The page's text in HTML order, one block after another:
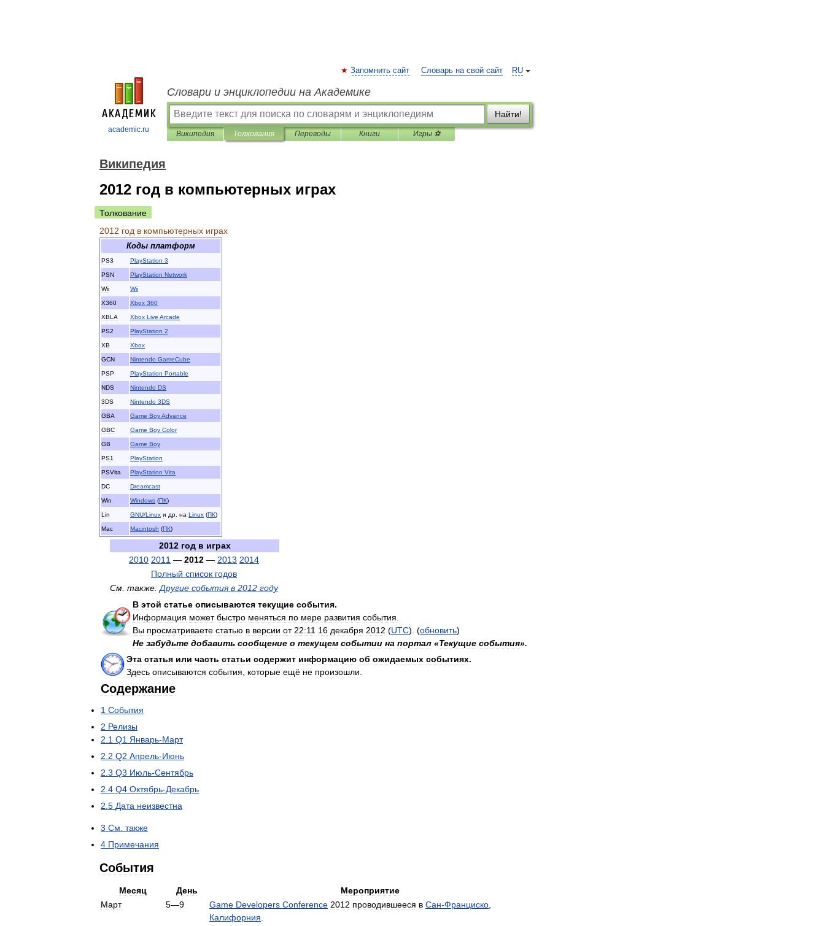
academic.ru
RU
Запомнить сайт Словарь на свой сайт
Словари и энциклопедии на Академике
Найти!
Википедия Толкования Переводы Книги Игры ⚽
Википедия
2012 год в компьютерных играх
Толкование
2012 год в компьютерных играх
Коды платформ
PS3 PlayStation 3
PSN PlayStation Network
Wii Wii
X360 Xbox 360
XBLA Xbox Live Arcade
PS2 PlayStation 2
XB Xbox
GCN Nintendo GameCube
PSP PlayStation Portable
NDS Nintendo DS
3DS Nintendo 3DS
GBA Game BoyAdvance
GBC Game Boy Color
GB Game Boy
PS1 PlayStation
PSVita PlayStation Vita
DC Dreamcast
Win Windows (ПК)
Lin GNU/Linux и др на Linux (ПК)
Mac Macintosh (ПК)
2012 год в играх
2010 2011 — 2012 — 2013 2014
Полный список годов
См также: Другие события в 2012 году
В этой статье описываются текущие события.
Информация может быстро меняться по мере развития события
Вы просматриваете статью в версии от 22:11 16 декабря 2012 (UTC). (обновить)
Не забудьте добавить сообщение о текущем событии на портал «Текущие события».
Эта статья или часть статьи содержит информацию об ожидаемых событиях.
Здесь описываются события которые ещё не произошли
Содержание
1 События
2 Релизы
2 1 Q1 Январь-Март
2 2 Q2 Апрель-Июнь
2 3 Q3 Июль-Сентябрь
2 4 Q4 Октябрь-Декабрь
2 5 Дата неизвестна
3 См также
4 Примечания
События
Месяц День
Мероприятие
Март
5—9 Game Developers Conference 2012 проводившееся в Сан-Франциско
Калифорния